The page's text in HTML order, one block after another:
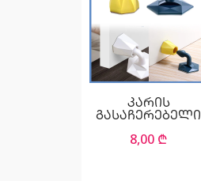
კარის
გასაჩერებელი
8,00 ₾